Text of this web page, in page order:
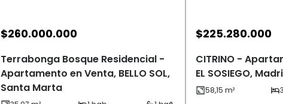
$260.000.000
Terrabonga Bosque Residencial -
Apartamento en Venta, BELLO SOL,
Santa Marta
$225.280.000
CITRINO -
EL SOSIEGO,